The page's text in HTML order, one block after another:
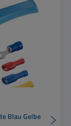
Blau Gelbe